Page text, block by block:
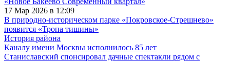
17 Мар 2026 в 12:09
В природно-историческом парке «Покровское-Стрешнево»
появится «Тропа тишины»
История района
Каналу имени Москвы исполнилось 85 лет
Станиславский спонсировал дачные спектакли рядом с